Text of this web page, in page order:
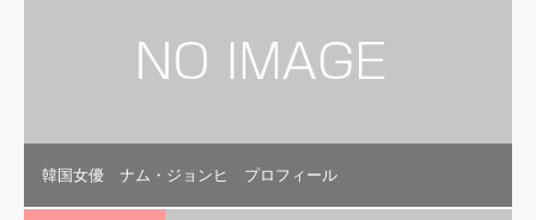
韓国女優 ナム・ジョンヒ プロフィール